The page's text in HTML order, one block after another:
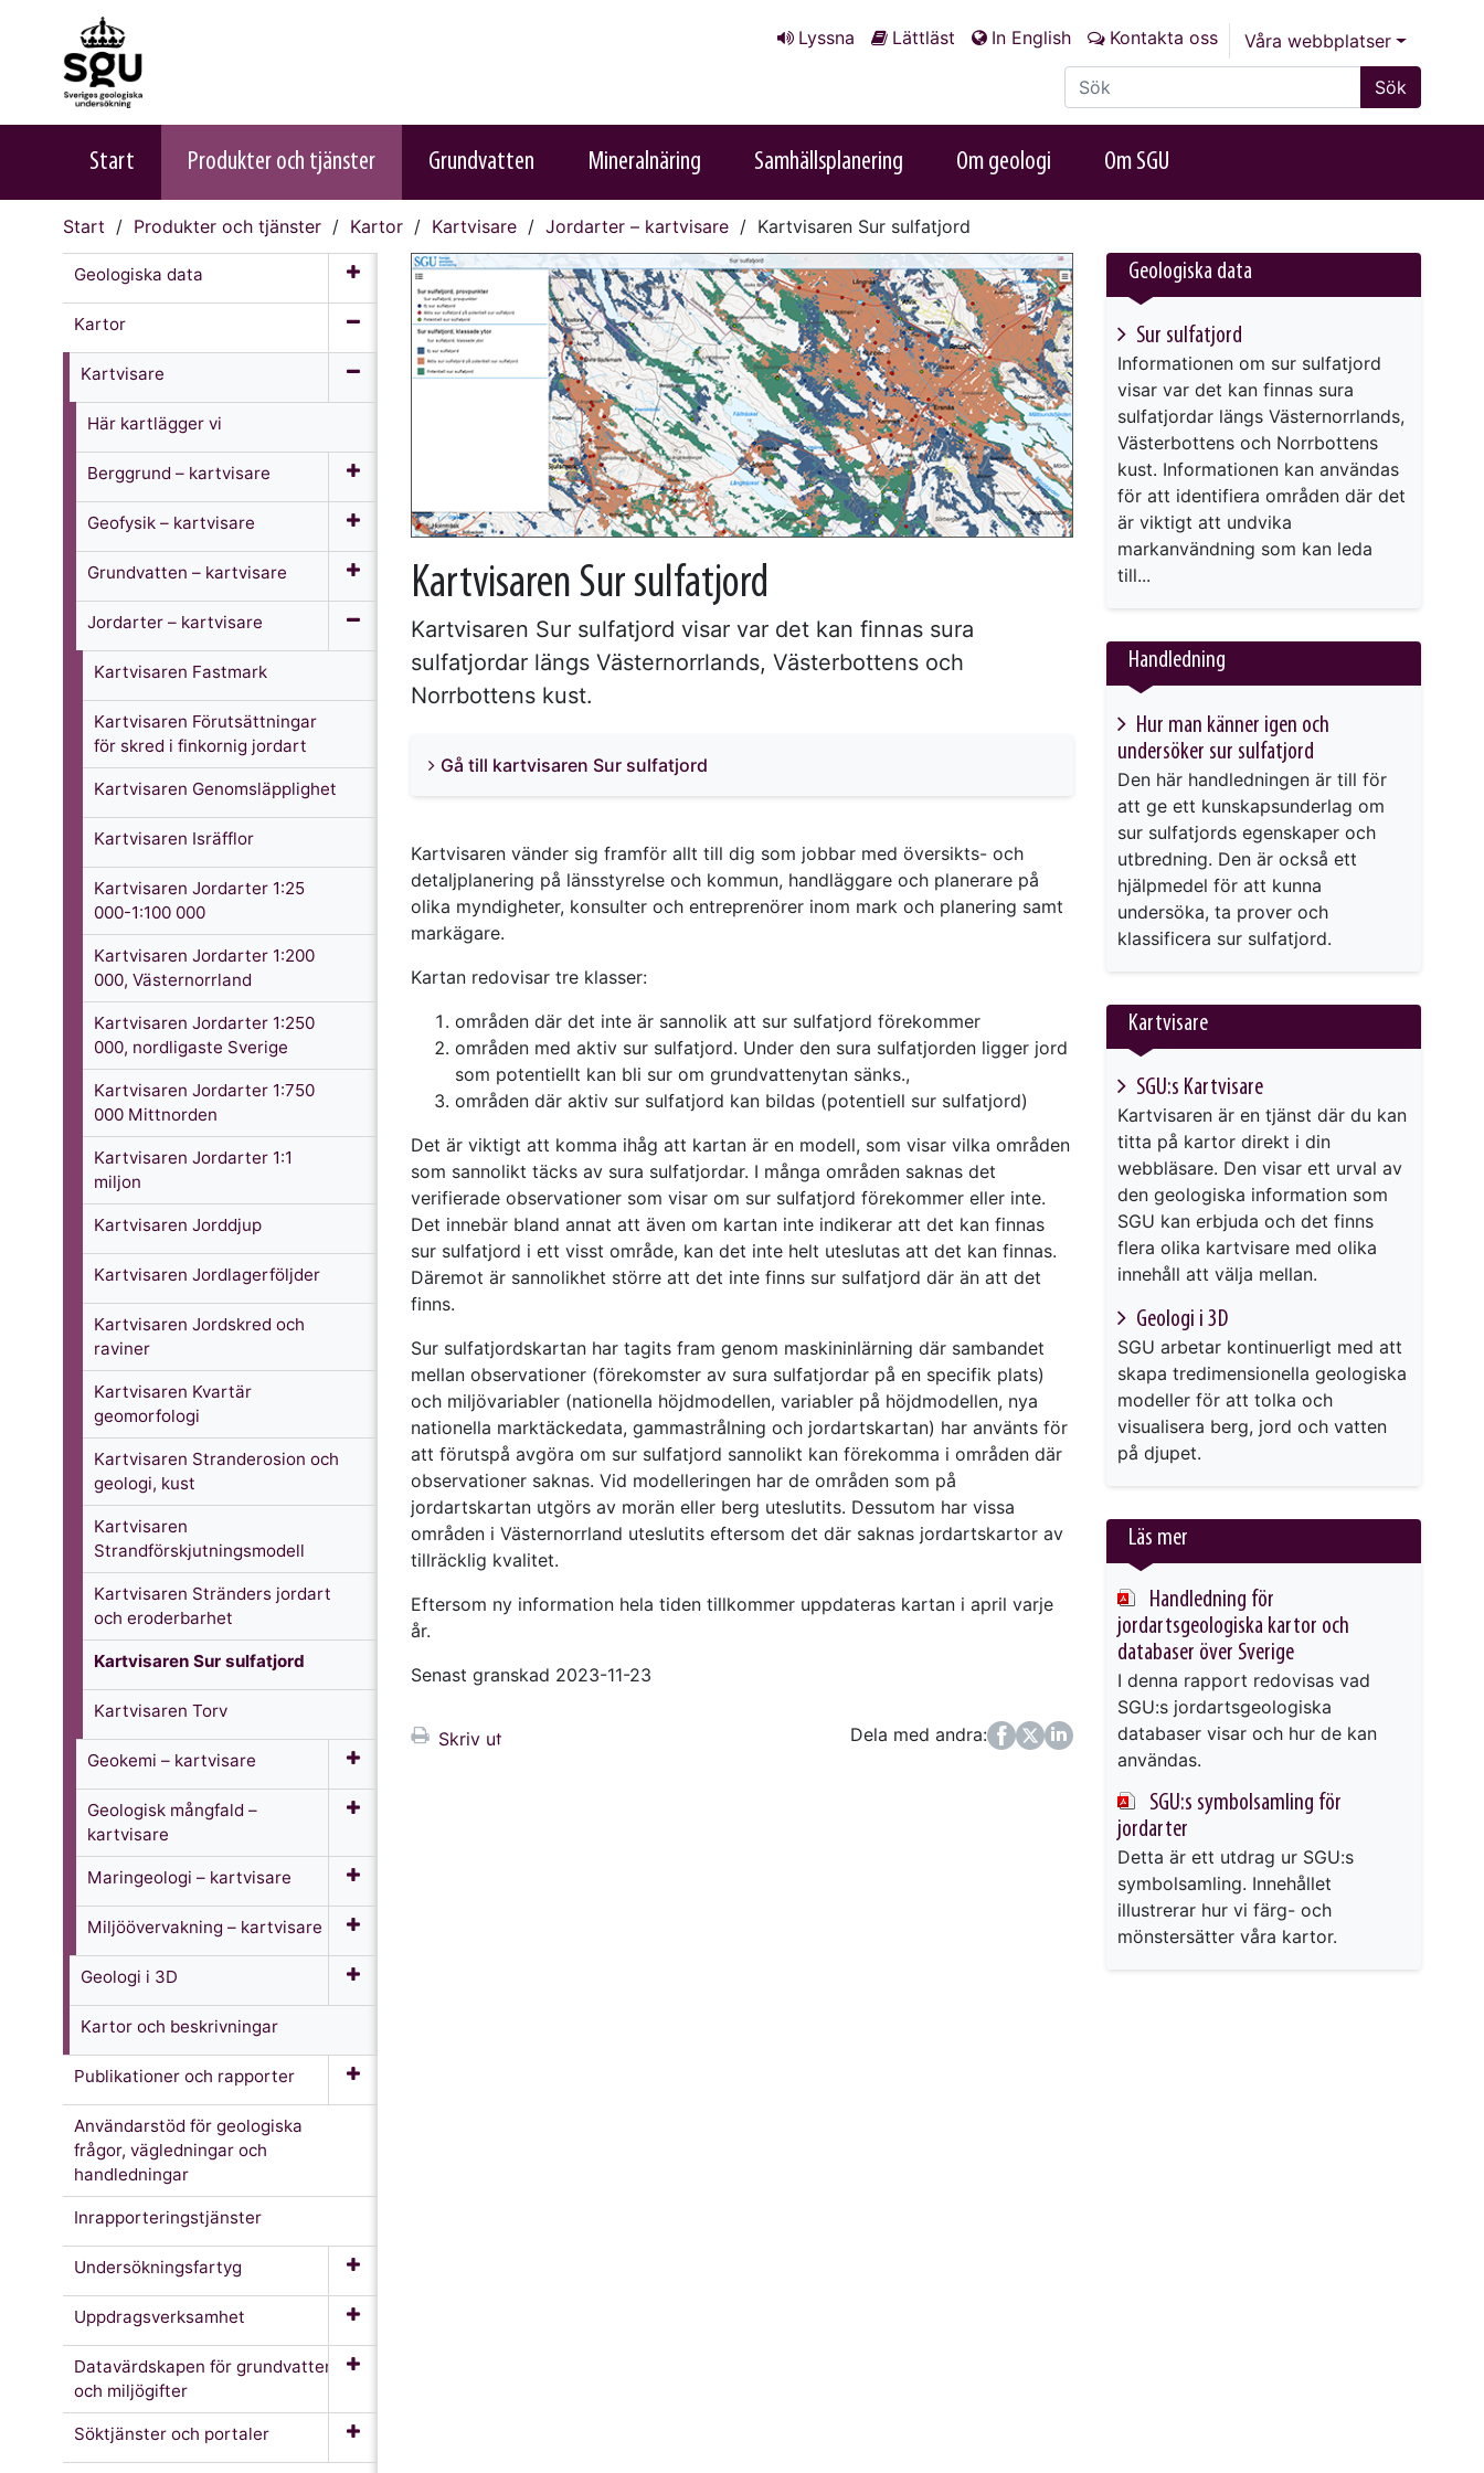
Lyssna Lättläst In English Kontakta oss
Våra webbplatser
Sök på sajten
Sök
Start Produkter och tjänster Grundvatten Mineralnäring Samhällsplanering Om geologi Om SGU
Start Produkter och tjänster Kartor Kartvisare Jordarter – kartvisare Kartvisaren Sur sulfatjord
Geologiska data
Kartor
Kartvisare
Här kartlägger vi
Berggrund – kartvisare
Geofysik­ – kartvisare
Grundvatten­ – kartvisare
Jordarter – kartvisare
Kartvisaren Fastmark
Kartvisaren Förutsättningar
för skred i finkornig jordart
Kartvisaren Genomsläpplighet
Kartvisaren Isräfflor
Kartvisaren Jordarter 1:25
000-1:100 000
Kartvisaren Jordarter 1:200
000, Västernorrland
Kartvisaren Jordarter 1:250
000, nordligaste Sverige
Kartvisaren Jordarter 1:750
000 Mittnorden
Kartvisaren Jordarter 1:1
miljon
Kartvisaren Jorddjup
Kartvisaren Jordlagerföljder
Kartvisaren Jordskred och
raviner
Kartvisaren Kvartär
geomorfologi
Kartvisaren Stranderosion och
geologi, kust
Kartvisaren
Strandförskjutningsmodell
Kartvisaren Stränders jordart
och eroderbarhet
Kartvisaren Sur sulfatjord
Kartvisaren Torv
Geokemi­ – kartvisare
Geologisk mångfald –
kartvisare
Maringeologi­ – kartvisare
Miljöövervakning – kartvisare
Geologi i 3D
Kartor och beskrivningar
Publikationer och rapporter
Användarstöd för geologiska
frågor, vägledningar och
handledningar
Inrapporteringstjänster
Undersökningsfartyg
Uppdragsverksamhet
Datavärdskapen för grundvatten
och miljögifter
Söktjänster och portaler
Kartvisaren Sur sulfatjord
Kartvisaren Sur sulfatjord visar var det kan finnas sura
sulfatjordar längs Västernorrlands, Västerbottens och
Norrbottens kust.
Gå till kartvisaren Sur sulfatjord
Kartvisaren vänder sig framför allt till dig som jobbar med översikts- och
detaljplanering på länsstyrelse och kommun, handläggare och planerare på
olika myndigheter, konsulter och entreprenörer inom mark och planering samt
markägare.
Kartan redovisar tre klasser:
områden där det inte är sannolik att sur sulfatjord förekommer
områden med aktiv sur sulfatjord. Under den sura sulfatjorden ligger jord
som potentiellt kan bli sur om grundvattenytan sänks.,
områden där aktiv sur sulfatjord kan bildas (potentiell sur sulfatjord)
Det är viktigt att komma ihåg att kartan är en modell, som visar vilka områden
som sannolikt täcks av sura sulfatjordar. I många områden saknas det
verifierade observationer som visar om sur sulfatjord förekommer eller inte.
Det innebär bland annat att även om kartan inte indikerar att det kan finnas
sur sulfatjord i ett visst område, kan det inte helt uteslutas att det kan finnas.
Däremot är sannolikhet större att det inte finns sur sulfatjord där än att det
finns.
Sur sulfatjordskartan har tagits fram genom maskininlärning där sambandet
mellan observationer (förekomster av sura sulfatjordar på en specifik plats)
och miljövariabler (nationella höjdmodellen, variabler på höjdmodellen, nya
nationella marktäckedata, gammastrålning och jordartskartan) har använts för
att förutspå avgöra om sur sulfatjord sannolikt kan förekomma i områden där
observationer saknas. Vid modelleringen har de områden som på
jordartskartan utgörs av morän eller berg uteslutits. Dessutom har vissa
områden i Västernorrland uteslutits eftersom det där saknas jordartskartor av
tillräcklig kvalitet.
Eftersom ny information hela tiden tillkommer uppdateras kartan i april varje
år.
Senast granskad 2023-11-23
Skriv ut Dela med andra:
FacebookTwitter
LinkedIn
Geologiska data
Sur sulfatjord
Informationen om sur sulfatjord
visar var det kan finnas sura
sulfatjordar längs Västernorrlands,
Västerbottens och Norrbottens
kust. Informationen kan användas
för att identifiera områden där det
är viktigt att undvika
markanvändning som kan leda
till...
Handledning
Hur man känner igen och
undersöker sur sulfatjord
Den här handledningen är till för
att ge ett kunskapsunderlag om
sur sulfatjords egenskaper och
utbredning. Den är också ett
hjälpmedel för att kunna
undersöka, ta prover och
klassificera sur sulfatjord.
Kartvisare
SGU:s Kartvisare
Kartvisaren är en tjänst där du kan
titta på kartor direkt i din
webbläsare. Den visar ett urval av
den geologiska information som
SGU kan erbjuda och det finns
flera olika kartvisare med olika
innehåll att välja mellan.
Geologi i 3D
SGU arbetar kontinuerligt med att
skapa tredimensionella geologiska
modeller för att tolka och
visualisera berg, jord och vatten
på djupet.
Läs mer
Handledning för
jordartsgeologiska kartor och
databaser över Sverige
I denna rapport redovisas vad
SGU:s jordartsgeologiska
databaser visar och hur de kan
användas.
SGU:s symbolsamling för
jordarter
Detta är ett utdrag ur SGU:s
symbolsamling. Innehållet
illustrerar hur vi färg- och
mönstersätter våra kartor.